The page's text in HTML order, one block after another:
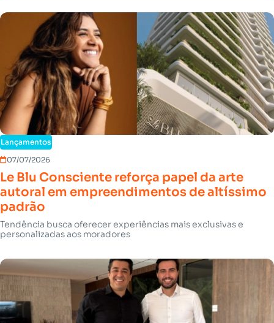
Lançamentos
07/07/2026
Le Blu Consciente reforça papel da arte
autoral em empreendimentos de altíssimo
padrão
Tendência busca oferecer experiências mais exclusivas e
personalizadas aos moradores